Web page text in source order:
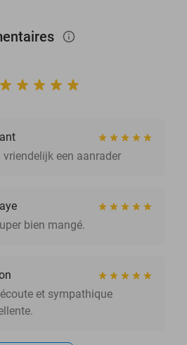
info_outlined
vriendelijk een aanrader
bien mangé.
et sympathique